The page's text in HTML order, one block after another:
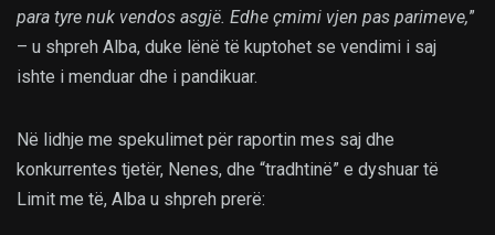
para tyre nuk vendos asgjë. Edhe çmimi vjen pas parimeve,”
– u shpreh Alba, duke lënë të kuptohet se vendimi i saj
ishte i menduar dhe i pandikuar.
Në lidhje me spekulimet për raportin mes saj dhe
konkurrentes tjetër, Nenes, dhe “tradhtinë” e dyshuar të
Limit me të, Alba u shpreh prerë: